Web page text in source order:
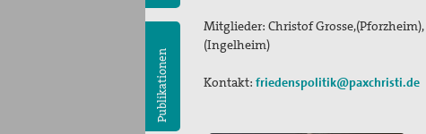
Publikationen
Mitglieder: Christof Grosse,(Pforzheim),
(Ingelheim)
Kontakt: friedenspolitik@paxchristi.de